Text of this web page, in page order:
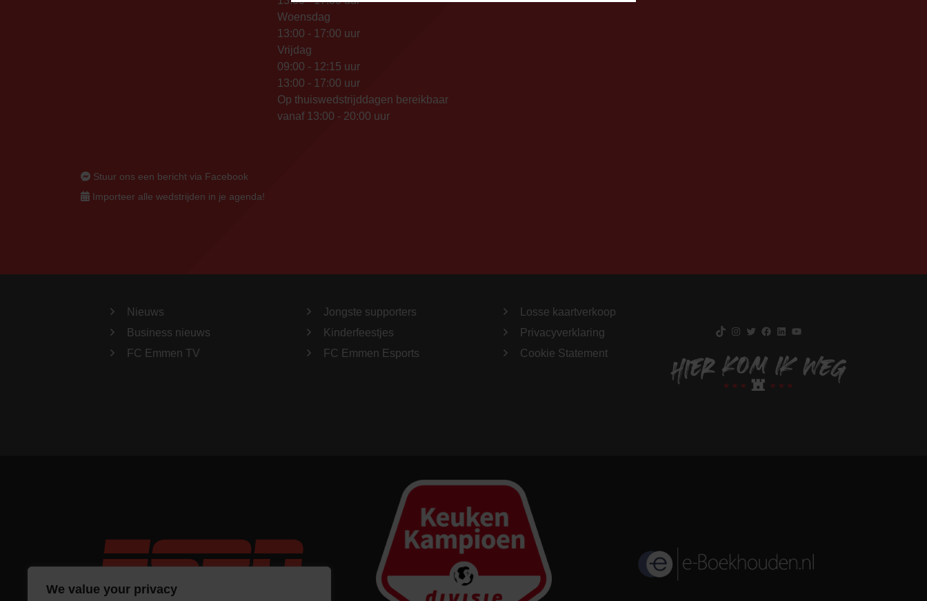
We value your privacy
Woensdag
13:00 - 17:00 uur
Vrijdag
09:00 - 12:15 uur
13:00 - 17:00 uur
Op thuiswedstrijddagen bereikbaar
vanaf 13:00 - 20:00 uur
Stuur ons een bericht via Facebook
Importeer alle wedstrijden in je agenda!
Nieuws
Business nieuws
FC Emmen TV
Jongste supporters
Kinderfeestjes
FC Emmen Esports
Losse kaartverkoop
Privacyverklaring
Cookie Statement